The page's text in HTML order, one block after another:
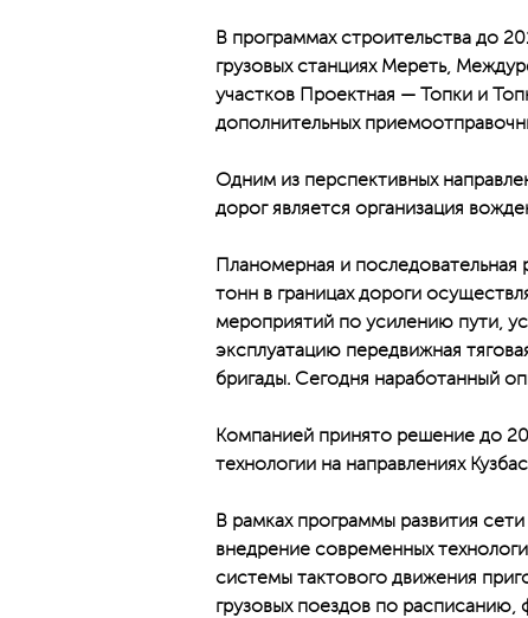
В программах строительства до
грузовых станциях Мереть,
участков Проектная — Топки и
дополнительных
Одним из перспективных
дорог является организация
Планомерная и последовательная
тонн в границах дороги
мероприятий по усилению пути,
эксплуатацию передвижная
бригады. Сегодня наработанный
Компанией принято решение до
технологии на направлениях
В рамках программы развития
внедрение современных
системы тактового движения
грузовых поездов по